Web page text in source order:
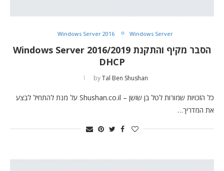
Windows Server
Windows Server 2016
הסבר מקיף והתקנת Windows Server 2016/2019
DHCP
byTal Ben Shushan
כל הזכויות שמורות לטל בן שושן – Shushan.co.il על מנת להתחיל לבצע
את המדריך…